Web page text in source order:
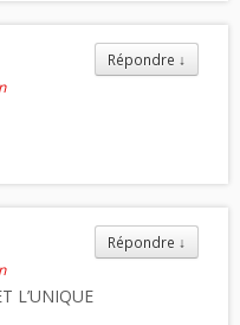
Répondre ↓
Répondre ↓
L’UNIQUE